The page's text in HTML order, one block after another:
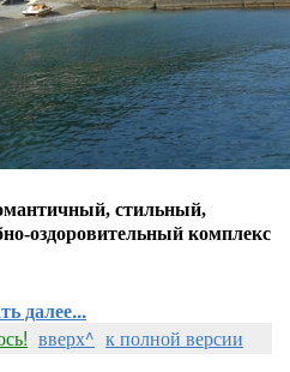
стильный,
оздоровительный комплекс
далее...
вверх^ к полной версии